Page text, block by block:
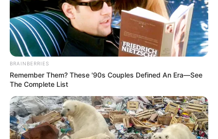
BRAINBERRIES
Remember Them? These '90s Couples Defined An Era—See
The Complete List